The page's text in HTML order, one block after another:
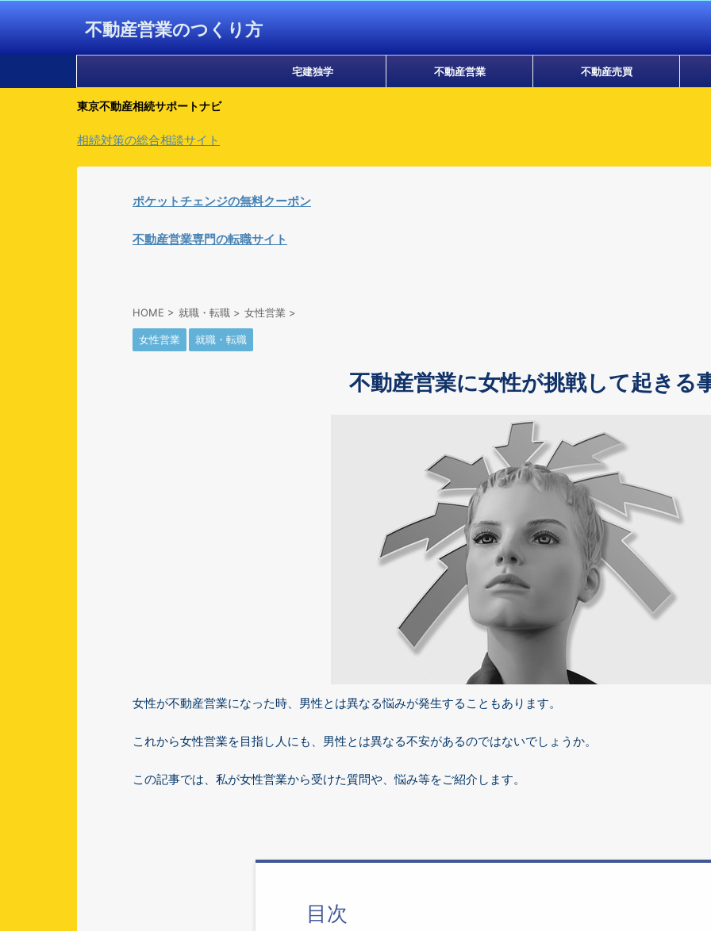
不動産営業のつくり方
宅建独学 不動産営業 不動産売買
東京不動産相続サポートナビ
相続対策の総合相談サイト
ポケットチェンジの無料クーポン
不動産営業専門の転職サイト
HOME > 就職・転職 > 女性営業 >
女性営業 就職・転職
不動産営業に女性が挑戦して起きる
女性が不動産営業になった時、男性とは異なる悩みが発生することもあります。
これから女性営業を目指し人にも、男性とは異なる不安があるのではないでしょうか。
この記事では、私が女性営業から受けた質問や、悩み等をご紹介します。
目次